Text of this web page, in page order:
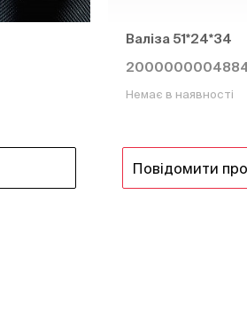
Валіза 51*24*34
Немає в наявності
Повідомити про